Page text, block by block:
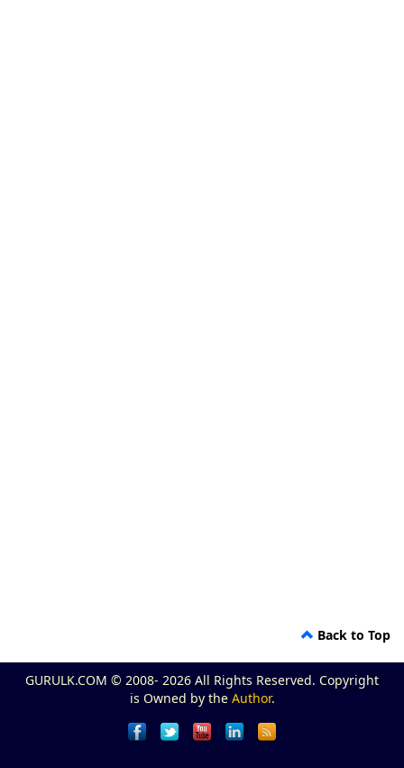
Back to Top
GURULK.COM © 2008- 2026 All Rights Reserved. Copyright
is Owned by the Author.